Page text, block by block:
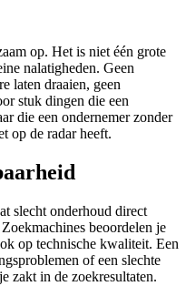
op. Het is niet één grote
nalatigheden. Geen
laten draaien, geen
stuk dingen die een
die een ondernemer zonder
op de radar heeft.
slecht onderhoud direct
beoordelen je
op technische kwaliteit. Een
of een slechte
zakt in de zoekresultaten.